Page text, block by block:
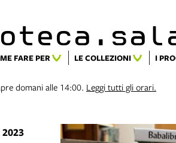
FARE PER LE COLLEZIONI I
domani alle 14:00. Leggi tutti gli orari.